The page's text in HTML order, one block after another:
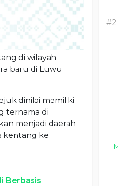
di wilayah
baru di Luwu
dinilai memiliki
ternama di
menjadi daerah
kentang ke
Berbasis
#2